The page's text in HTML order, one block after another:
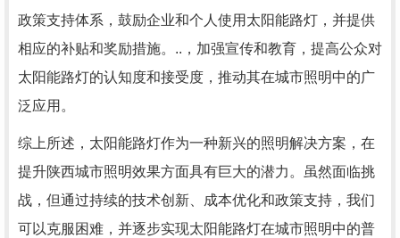
政策支持体系，鼓励企业和个人使用太阳能路灯，并提供
相应的补贴和奖励措施。..，加强宣传和教育，提高公众对
太阳能路灯的认知度和接受度，推动其在城市照明中的广
泛应用。
综上所述，太阳能路灯作为一种新兴的照明解决方案，在
提升陕西城市照明效果方面具有巨大的潜力。虽然面临挑
战，但通过持续的技术创新、成本优化和政策支持，我们
可以克服困难，并逐步实现太阳能路灯在城市照明中的普